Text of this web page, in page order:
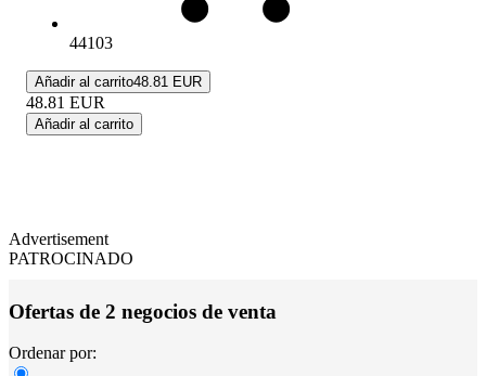
44103
Añadir al carrito48.81 EUR
48.81 EUR
Añadir al carrito
Advertisement
PATROCINADO
Ofertas de 2 negocios de venta
Ordenar por: